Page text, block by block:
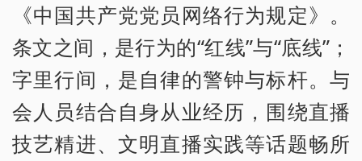
《中国共产党党员网络行为规定》。
条文之间，是行为的“红线”与“底线”；
字里行间，是自律的警钟与标杆。与
会人员结合自身从业经历，围绕直播
技艺精进、文明直播实践等话题畅所